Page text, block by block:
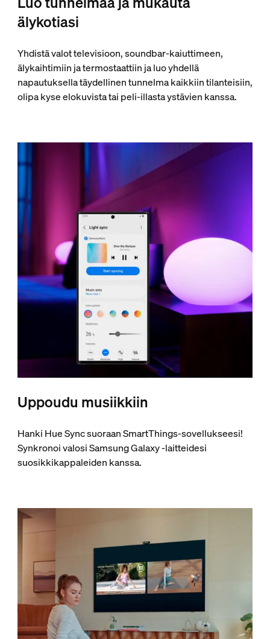
älykotiasi
Yhdistä valot televisioon, soundbar-kaiuttimeen,
älykaihtimiin ja termostaattiin ja luo yhdellä
napautuksella täydellinen tunnelma kaikkiin tilanteisiin,
olipa kyse elokuvista tai peli-illasta ystävien kanssa.
Uppoudu musiikkiin
Hanki Hue Sync suoraan SmartThings-sovellukseesi!
Synkronoi valosi Samsung Galaxy -laitteidesi
suosikkikappaleiden kanssa.